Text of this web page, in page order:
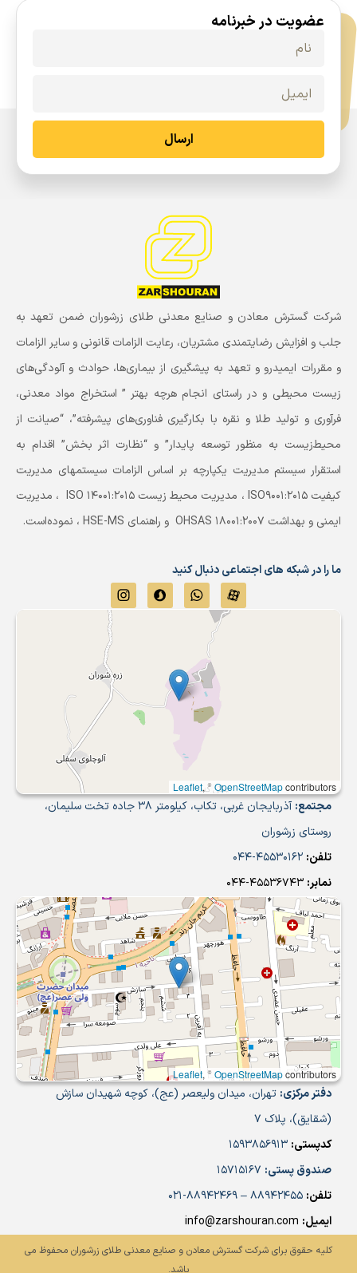
عضویت در خبرنامه
ارسال
Leaflet, © OpenStreetMapcontributors
دفتر مرکزی: تهران، میدان ولیعصر (عج)، کوچه شهیدان سازش
(شقایق)، پلاک 7
کدپستی:
صندوق پستی:
تلفن:
ایمیل:
Leaflet, ©OpenStreetMapcontributors
مجتمع:
آذربایجان غربی، تکاب، کیلومتر 38 جاده تخت سلیمان،
روستای زرشوران
تلفن:
نمابر:
شرکت گسترش معادن و صنایع معدنی طلای زرشوران ضمن تعهد به
جلب و افزایش رضایتمندی مشتریان، رعایت الزامات قانونی و سایر الزامات
و مقررات ایمیدرو و تعهد به پیشگیری از بیماری‌ها، حوادث و آلودگی‌های
زیست محیطی و در راستای انجام هرچه بهتر ” استخراج مواد معدنی،
فرآوری و تولید طلا و نقره با بکارگیری فناوری‌های پیشرفته”، “صیانت از
محیط‌زیست به منظور توسعه پایدار” و “نظارت اثر بخش” اقدام به
استقرار سیستم مدیریت یکپارچه بر اساس الزامات سیستمهای مدیریت
کیفیت ISO9001:2015 ، مدیریت محیط زیست ISO 14001:2015 ، مدیریت
ایمنی و بهداشت OHSAS 18001:2007 و راهنمای HSE-MS ، نموده‌است.
ما را در شبکه های اجتماعی دنبال کنید
کلیه حقوق برای شرکت گسترش معادن و صنایع معدنی طلای زرشوران محفوظ می